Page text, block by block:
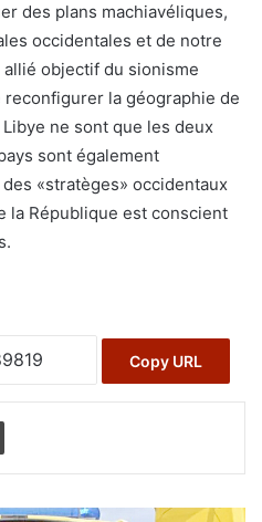
des plans machiavéliques,
occidentales et de notre
allié objectif du sionisme
la géographie de
ne sont que les deux
sont également
«stratèges» occidentaux
la République est conscient
Copy URL